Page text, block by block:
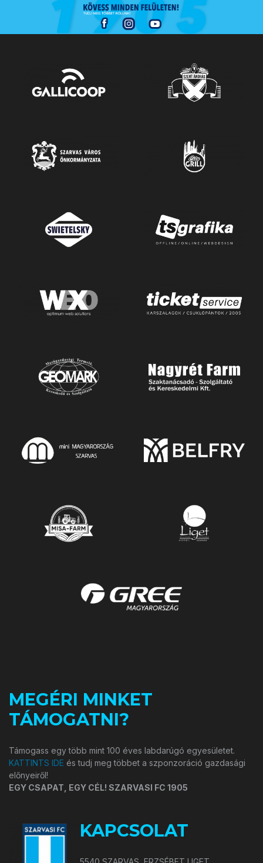
MEGÉRI MINKET
TÁMOGATNI?
Támogass egy több mint 100 éves labdarúgó egyesületet.
KATTINTS IDE és tudj meg többet a szponzoráció gazdasági
előnyeiről!
EGY CSAPAT, EGY CÉL! SZARVASI FC 1905
KAPCSOLAT